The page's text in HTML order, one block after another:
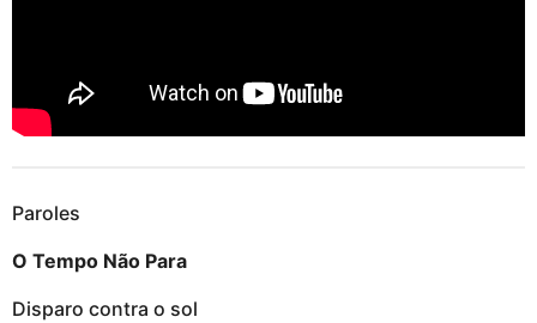
Paroles
O Tempo Não Para
Disparo contra o sol